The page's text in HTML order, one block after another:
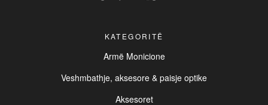
KATEGORITË
Armë Monicione
Veshmbathje, aksesore & paisje optike
Aksesoret